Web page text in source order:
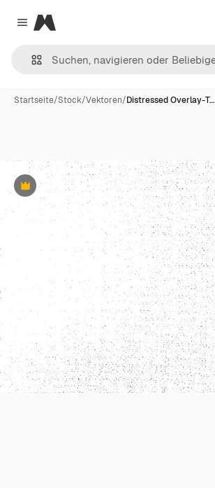
Close menu
Magnific
Startseite/Stock/Vektoren/Distressed Overlay-T…
Premium